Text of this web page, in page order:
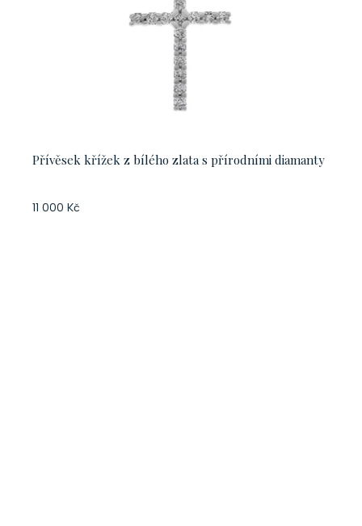
Přívěsek křížek z bílého zlata s přírodními diamanty
11 000 Kč